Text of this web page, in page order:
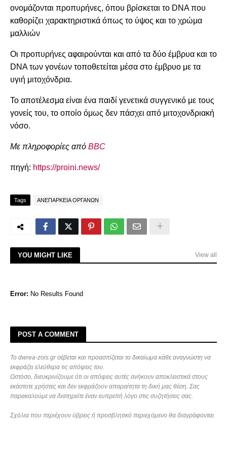
ονομάζονται προπυρήνες, όπου βρίσκεται το DNA που
καθορίζει χαρακτηριστικά όπως το ύψος και το χρώμα
μαλλιών
Οι προπυρήνες αφαιρούνται και από τα δύο έμβρυα και το
DNA των γονέων τοποθετείται μέσα στο έμβρυο με τα
υγιή μιτοχόνδρια.
Το αποτέλεσμα είναι ένα παιδί γενετικά συγγενικό με τους
γονείς του, το οποίο όμως δεν πάσχει από μιτοχονδριακή
νόσο.
Με πληροφορίες από BBC
πηγή: https://proini.news/
Tags ΑΝΕΠΑΡΚΕΙΑ ΟΡΓΑΝΩΝ
YOU MIGHT LIKE View all
Error: No Results Found
POST A COMMENT
Το dwrea-zois.gr σέβεται και προασπίζεται το δικαίωμα κάθε αναγνώστη να
εκφράζει ελεύθερα τις απόψεις του.
Ωστόσο, διευκρινίζουμε ότι οι απόψεις αυτές ανήκουν αποκλειστικά στους
εκάστοτε χρήστες και δεν εκφράζουν απαραίτητα τη δική μας θέση. Σας
παρακαλούμε να διατηρείτε έναν ευπρεπή λόγο στις συζητήσεις σας.
Σχόλια που περιέχουν ύβρεις ή προσβλητικό περιεχόμενο θα διαγράφονται.